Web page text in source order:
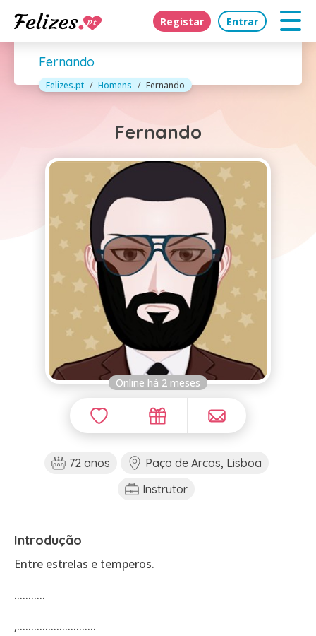
Registar Entrar
Fernando
Felizes.pt Homens Fernando
Fernando
Online há 2 meses
72 anos
Paço de Arcos, Lisboa
Instrutor
Introdução
Entre estrelas e temperos.
...........